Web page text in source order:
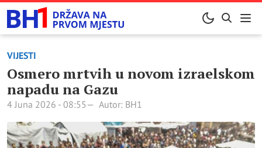
VIJESTI
Osmero mrtvih u novom izraelskom
napadu na Gazu
4 Juna 2026 - 08:55 Autor: BH1